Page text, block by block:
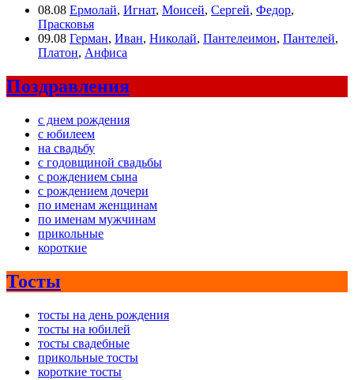
08.08 Ермолай, Игнат, Моисей, Сергей, Федор,
Прасковья
09.08 Герман, Иван, Николай, Пантелеимон, Пантелей,
Платон, Анфиса
Поздравления
с днем рождения
с юбилеем
на свадьбу
с годовщиной свадьбы
с рождением сына
с рождением дочери
по именам женщинам
по именам мужчинам
прикольные
короткие
Тосты
тосты на день рождения
тосты на юбилей
тосты свадебные
прикольные тосты
короткие тосты